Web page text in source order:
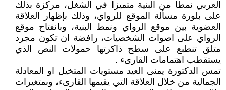
العربي نمطا من البنية متميزا في الشغل، مركزة بذلك
على بلورة مسألة الموقع للرواي، وذلك بإظهار العلاقة
العضوية بين موقع الرواي ونمط البنية، وبانفتاح موقع
الرواي على اصوات الشخصيات، رافضة ان تكون مجرد
متلق تنطبع على سطح ذاكرتها حمولات النص الذي
يستقطب اهتمامات القارىء .
تمس الدكتورة يمنى العيد مستويات المتخيل او المعادلة
الجمالية من خلال العلاقة التي يقيمها القارىء، وبمتغيرات